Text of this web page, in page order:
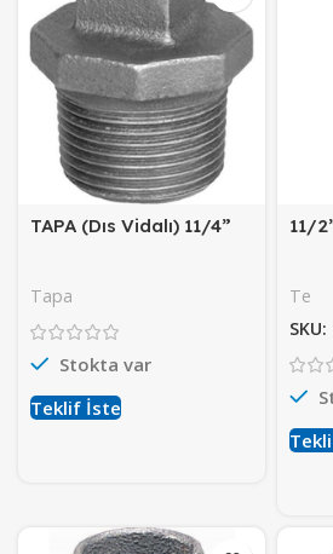
TAPA (Dıs Vidalı) 11/4”
Tapa
Stokta var
Teklif İste
11/
Te
SKU: